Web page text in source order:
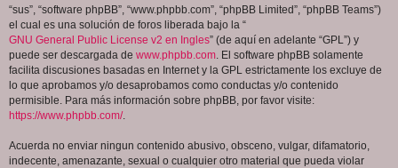
“sus”, “software phpBB”, “www.phpbb.com”, “phpBB Limited”, “phpBB Teams”)
el cual es una solución de foros liberada bajo la “
GNU General Public License v2 en Ingles” (de aquí en adelante “GPL”) y
puede ser descargada de www.phpbb.com. El software phpBB solamente
facilita discusiones basadas en Internet y la GPL estrictamente los excluye de
lo que aprobamos y/o desaprobamos como conductas y/o contenido
permisible. Para más información sobre phpBB, por favor visite:
https://www.phpbb.com/.
Acuerda no enviar ningun contenido abusivo, obsceno, vulgar, difamatorio,
indecente, amenazante, sexual o cualquier otro material que pueda violar